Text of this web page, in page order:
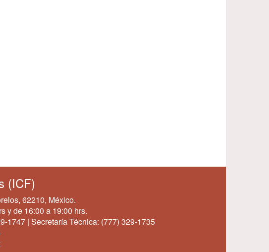
(ICF)
62210, México.
y de 16:00 a 19:00 hrs.
1747| Secretaría Técnica: (777) 329-1735